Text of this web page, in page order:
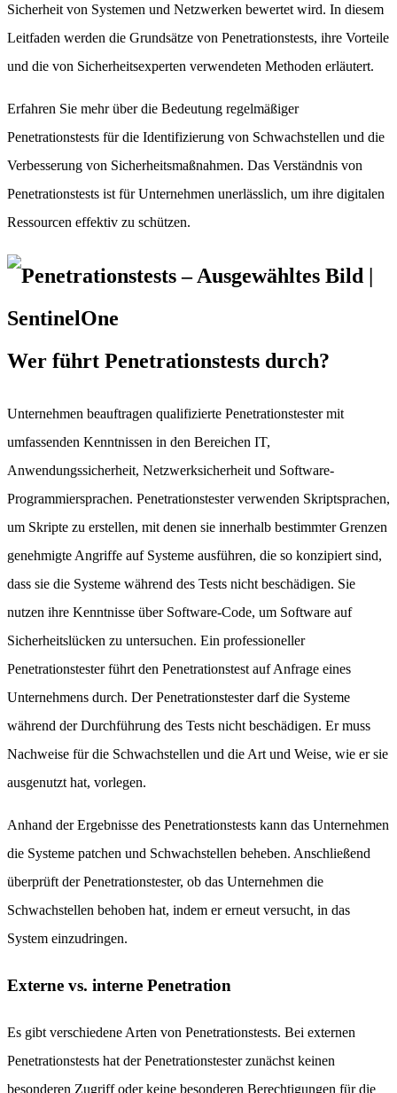
Sicherheit von Systemen und Netzwerken bewertet wird. In diesem
Leitfaden werden die Grundsätze von Penetrationstests, ihre Vorteile
und die von Sicherheitsexperten verwendeten Methoden erläutert.
Erfahren Sie mehr über die Bedeutung regelmäßiger
Penetrationstests für die Identifizierung von Schwachstellen und die
Verbesserung von Sicherheitsmaßnahmen. Das Verständnis von
Penetrationstests ist für Unternehmen unerlässlich, um ihre digitalen
Ressourcen effektiv zu schützen.
Wer führt Penetrationstests durch?
Unternehmen beauftragen qualifizierte Penetrationstester mit
umfassenden Kenntnissen in den Bereichen IT,
Anwendungssicherheit, Netzwerksicherheit und Software-
Programmiersprachen. Penetrationstester verwenden Skriptsprachen,
um Skripte zu erstellen, mit denen sie innerhalb bestimmter Grenzen
genehmigte Angriffe auf Systeme ausführen, die so konzipiert sind,
dass sie die Systeme während des Tests nicht beschädigen. Sie
nutzen ihre Kenntnisse über Software-Code, um Software auf
Sicherheitslücken zu untersuchen. Ein professioneller
Penetrationstester führt den Penetrationstest auf Anfrage eines
Unternehmens durch. Der Penetrationstester darf die Systeme
während der Durchführung des Tests nicht beschädigen. Er muss
Nachweise für die Schwachstellen und die Art und Weise, wie er sie
ausgenutzt hat, vorlegen.
Anhand der Ergebnisse des Penetrationstests kann das Unternehmen
die Systeme patchen und Schwachstellen beheben. Anschließend
überprüft der Penetrationstester, ob das Unternehmen die
Schwachstellen behoben hat, indem er erneut versucht, in das
System einzudringen.
Externe vs. interne Penetration
Es gibt verschiedene Arten von Penetrationstests. Bei externen
Penetrationstests hat der Penetrationstester zunächst keinen
besonderen Zugriff oder keine besonderen Berechtigungen für die